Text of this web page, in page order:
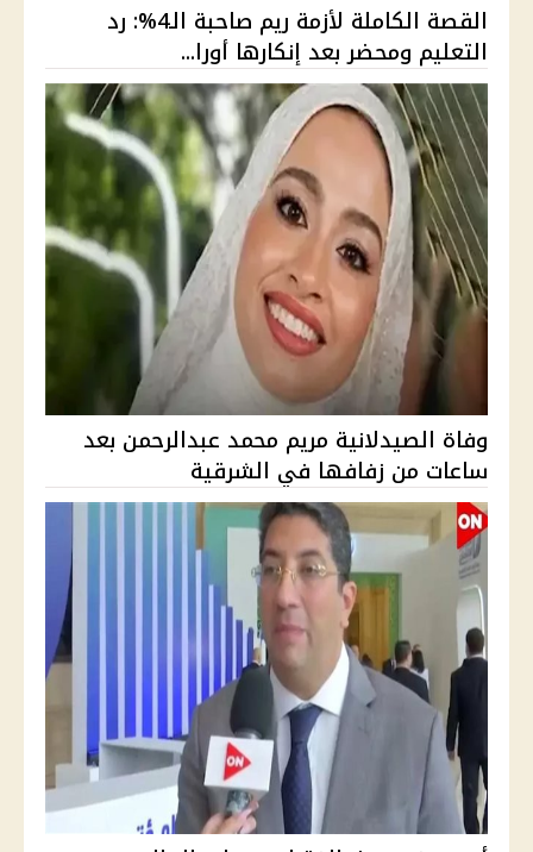
القصة الكاملة لأزمة ريم صاحبة الـ4%: رد
التعليم ومحضر بعد إنكارها أورا...
وفاة الصيدلانية مريم محمد عبدالرحمن بعد
ساعات من زفافها في الشرقية